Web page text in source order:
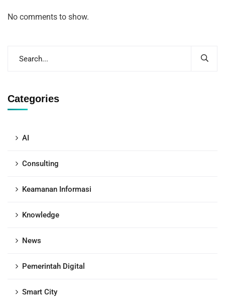
No comments to show.
Categories
AI
Consulting
Keamanan Informasi
Knowledge
News
Pemerintah Digital
Smart City